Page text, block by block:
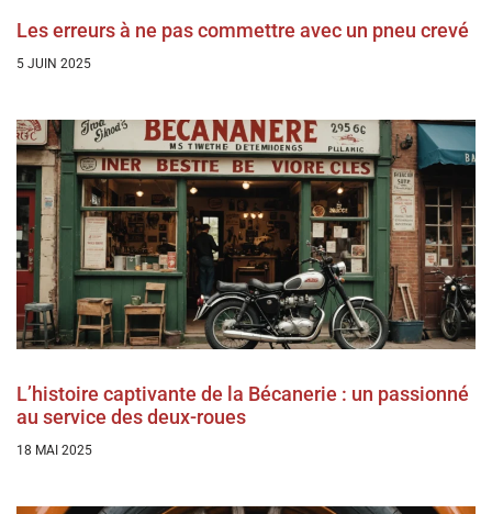
Les erreurs à ne pas commettre avec un pneu crevé
5 JUIN 2025
L’histoire captivante de la Bécanerie : un passionné
au service des deux-roues
18 MAI 2025